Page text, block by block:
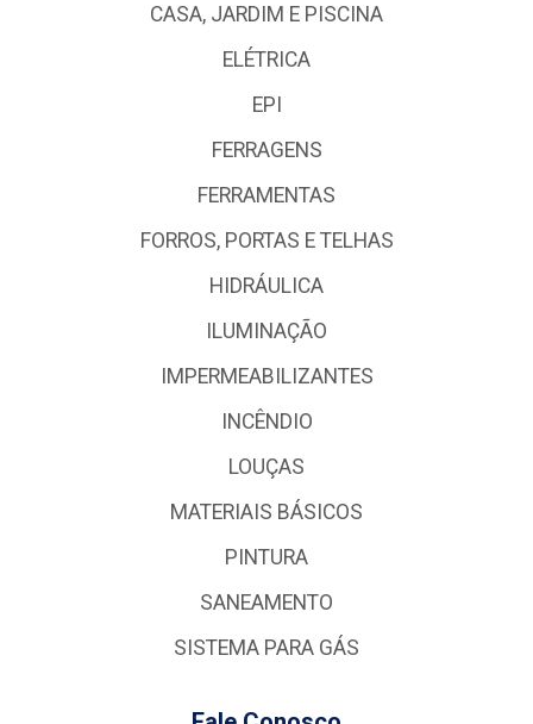
CASA, JARDIM E PISCINA
ELÉTRICA
EPI
FERRAGENS
FERRAMENTAS
FORROS, PORTAS E TELHAS
HIDRÁULICA
ILUMINAÇÃO
IMPERMEABILIZANTES
INCÊNDIO
LOUÇAS
MATERIAIS BÁSICOS
PINTURA
SANEAMENTO
SISTEMA PARA GÁS